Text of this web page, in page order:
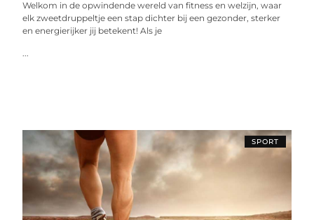
Welkom in de opwindende wereld van fitness en welzijn, waar
elk zweetdruppeltje een stap dichter bij een gezonder, sterker
en energierijker jij betekent! Als je
...
SPORT